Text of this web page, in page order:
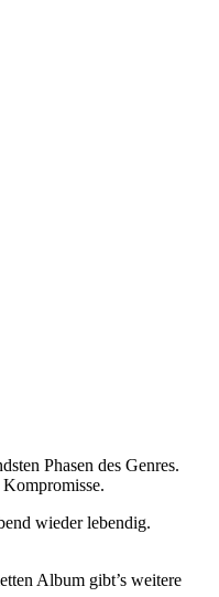
Phasen des Genres.
wieder lebendig.
Album gibt’s weitere